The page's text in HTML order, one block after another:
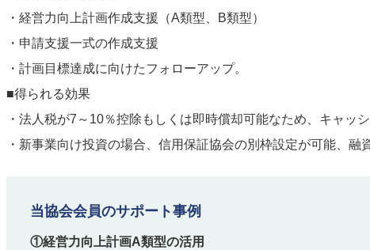
・経営力向上計画作成支援（A類型、B類型）
・申請支援一式の作成支援
・計画目標達成に向けたフォローアップ。
■得られる効果
・法人税が7～10％控除もしくは即時償却可能なため、キャッ
・新事業向け投資の場合、信用保証協会の別枠設定が可能、融
当協会会員のサポート事例
①経営力向上計画A類型の活用